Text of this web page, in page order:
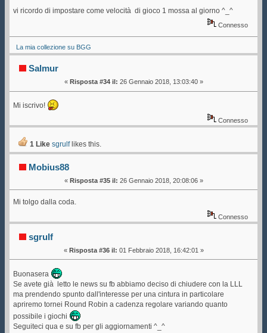
vi ricordo di impostare come velocità di gioco 1 mossa al giorno ^_^
Connesso
La mia collezione su BGG
Salmur
« Risposta #34 il: 26 Gennaio 2018, 13:03:40 »
Mi iscrivo!
Connesso
1 Like sgrulflikes this.
Mobius88
« Risposta #35 il: 26 Gennaio 2018, 20:08:06 »
Mi tolgo dalla coda.
Connesso
sgrulf
« Risposta #36 il: 01 Febbraio 2018, 16:42:01 »
Buonasera
Se avete già letto le news su fb abbiamo deciso di chiudere con la LLL
ma prendendo spunto dall'interesse per una cintura in particolare
apriremo tornei Round Robin a cadenza regolare variando quanto
possibile i giochi
Seguiteci qua e su fb per gli aggiornamenti ^_^